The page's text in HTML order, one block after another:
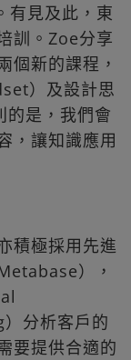
見及此，東
訓。Zoe分享
個新的課程，
）及設計思
是，我們會
，讓知識應用
積極採用先進
），
分析客戶的
要提供合適的